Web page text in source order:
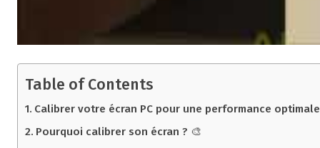
Table of Contents
Calibrer votre écran PC pour une performance
Pourquoi calibrer son écran ? 🎨